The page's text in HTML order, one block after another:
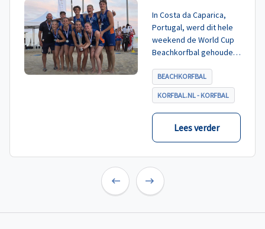
In Costa da Caparica,
Portugal, werd dit hele
weekend de World Cup
Beachkorfbal gehouden.
tegen België, die
eindigde in shoot-outs,
was het Nederland dat
er met het goud vandoor
BEACHKORFBAL
KORFBAL.NL - KORFBAL
Lees verder